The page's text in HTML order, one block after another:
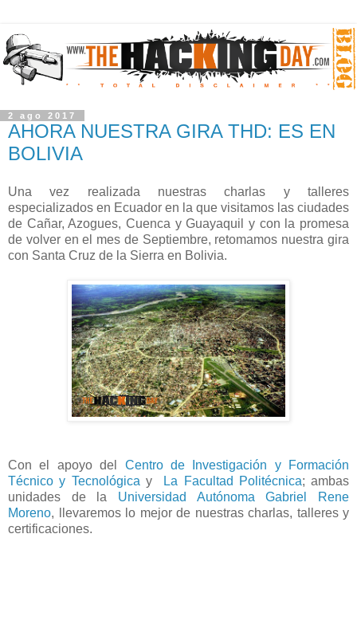
2 ago 2017
AHORA NUESTRA GIRA THD: ES EN
BOLIVIA
Una vez realizada nuestras charlas y talleres
especializados en Ecuador en la que visitamos las ciudades
de Cañar, Azogues, Cuenca y Guayaquil y con la promesa
de volver en el mes de Septiembre, retomamos nuestra gira
con Santa Cruz de la Sierra en Bolivia.
Con el apoyo del Centro de Investigación y Formación
Técnico y Tecnológica y La Facultad Politécnica; ambas
unidades de la Universidad Autónoma Gabriel Rene
Moreno, llevaremos lo mejor de nuestras charlas, talleres y
certificaciones.